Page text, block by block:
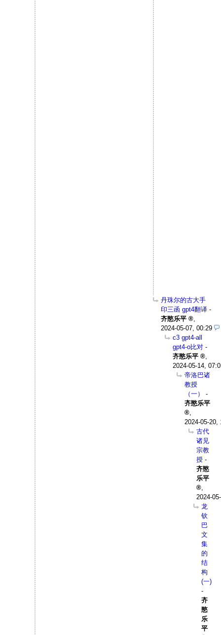
丹珠尔的古大手
印三函 gpt4翻译 -
齐愍乐平
2024-05-07, 00:29
c3 gpt4-all
gpt4-o比对 -
齐愍乐平
2024-05-14,
帝洛巴诸
教授
（一）
-
齐愍乐平
2024-05-20,
古代
诸见
宗教
授 -
齐愍
乐平
2024-
龙
钦
巴
文
集
的
结
构
(一)
-
齐
愍
乐
平